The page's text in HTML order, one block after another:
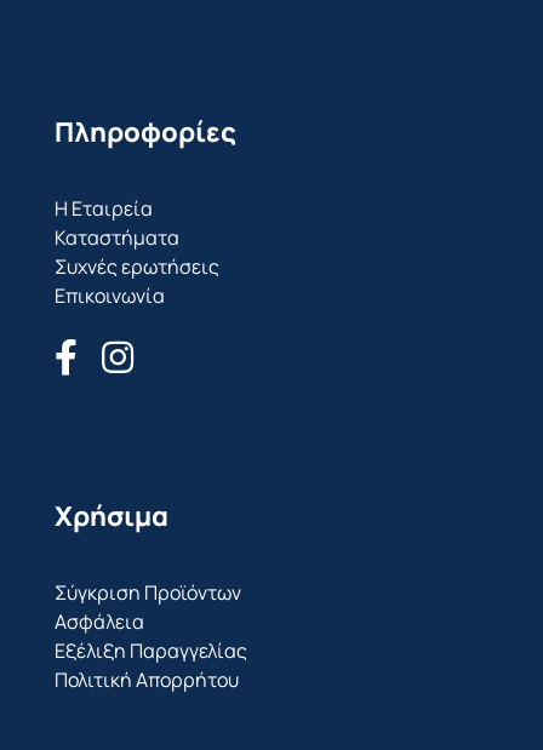
Πληροφορίες
Η Εταιρεία
Καταστήματα
Συχνές ερωτήσεις
Επικοινωνία
Χρήσιμα
Σύγκριση Προϊόντων
Ασφάλεια
Εξέλιξη Παραγγελίας
Πολιτική Απορρήτου